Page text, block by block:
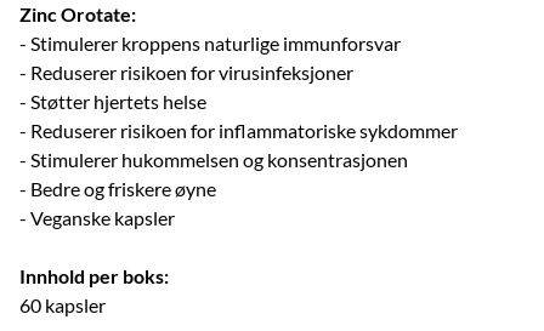
Zinc Orotate:
- Stimulerer kroppens naturlige immunforsvar
- Reduserer risikoen for virusinfeksjoner
- Støtter hjertets helse
- Reduserer risikoen for inflammatoriske sykdommer
- Stimulerer hukommelsen og konsentrasjonen
- Bedre og friskere øyne
- Veganske kapsler
Innhold per boks:
60 kapsler